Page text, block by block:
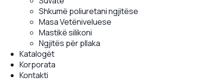
Shkumë poliuretani ngjitëse
Masa Vetëniveluese
Mastikë silikoni
Ngjitës për pllaka
Katalogët
Korporata
Kontakti